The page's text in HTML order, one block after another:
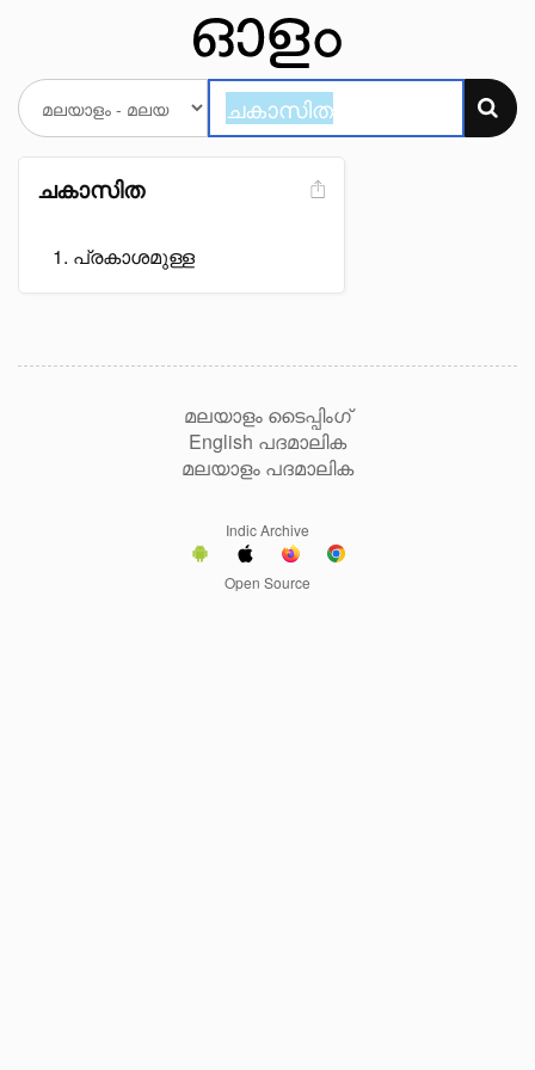
ചകാസിത
പ്രകാശമുള്ള
മലയാളം ടൈപ്പിംഗ്
English പദമാലിക
മലയാളം പദമാലിക
Indic Archive
Open Source